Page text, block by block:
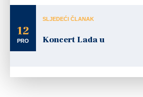
12
PRO
SLJEDEĆI ČLANAK
Koncert Lada u